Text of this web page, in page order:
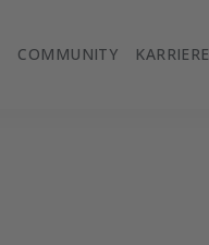
COMMUNITY KARRIERE